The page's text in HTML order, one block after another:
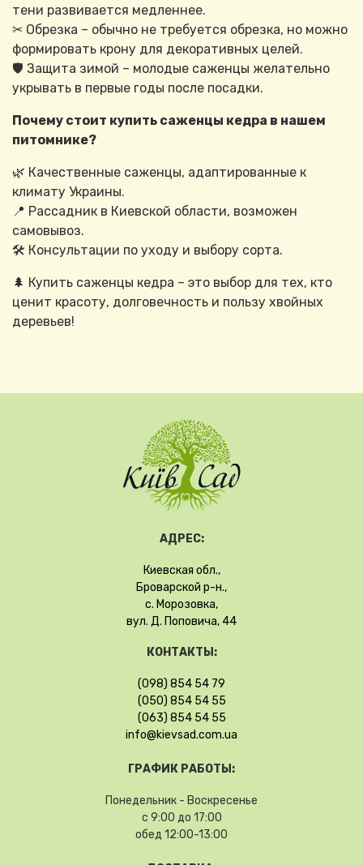
тени развивается медленнее.
✂ Обрезка – обычно не требуется обрезка, но можно
формировать крону для декоративных целей.
🛡 Защита зимой – молодые саженцы желательно
укрывать в первые годы после посадки.
Почему стоит купить саженцы кедра в нашем
питомнике?
🌿 Качественные саженцы, адаптированные к
климату Украины.
📍 Рассадник в Киевской области, возможен
самовывоз.
🛠 Консультации по уходу и выбору сорта.
🌲 Купить саженцы кедра – это выбор для тех, кто
ценит красоту, долговечность и пользу хвойных
деревьев!
АДРЕС:
Киевская обл.,
Броварской р-н.,
с. Морозовка,
вул. Д. Поповича, 44
КОНТАКТЫ:
(098) 854 54 79
(050) 854 54 55
(063) 854 54 55
info@kievsad.com.ua
ГРАФИК РАБОТЫ:
Понедельник - Воскресенье
с 9:00 до 17:00
обед 12:00-13:00